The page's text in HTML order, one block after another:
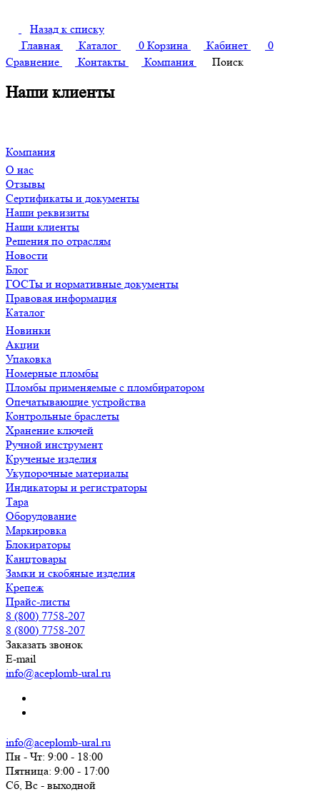
Назад к списку
Главная
Каталог 0 Корзина Кабинет
0
Сравнение
Контакты Компания Поиск
Наши клиенты
Компания
О нас
Отзывы
Сертификаты и документы
Наши реквизиты
Наши клиенты
Решения по отраслям
Новости
Блог
ГОСТы и нормативные документы
Правовая информация
Каталог
Новинки
Акции
Упаковка
Номерные пломбы
Пломбы применяемые с пломбиратором
Опечатывающие устройства
Контрольные браслеты
Хранение ключей
Ручной инструмент
Крученые изделия
Укупорочные материалы
Индикаторы и регистраторы
Тара
Оборудование
Маркировка
Блокираторы
Канцтовары
Замки и скобяные изделия
Крепеж
Прайс-листы
8 (800) 7758-207
8 (800) 7758-207
Заказать звонок
E-mail
info@aceplomb-ural.ru
info@aceplomb-ural.ru
Пн - Чт: 9:00 - 18:00
Пятница: 9:00 - 17:00
Сб, Вc - выходной